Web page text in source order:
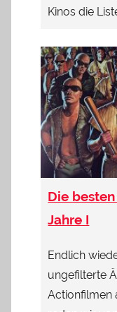
Kinos die
Die
Jahre I
Endlich
ungefilterte
Actionfilmen